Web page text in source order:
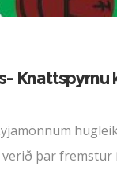
Knattspyrnu
þar fremstur